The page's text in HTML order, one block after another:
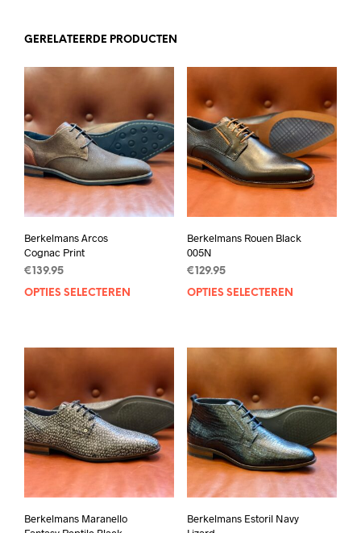
GERELATEERDE PRODUCTEN
Berkelmans Arcos
Cognac Print
€ 139.95
OPTIES SELECTEREN
Dit
meerdere
variaties.
optie
kan
gekozen
worden
productpagina
Berkelmans Rouen Black
005N
€ 129.95
OPTIES SELECTEREN
kan
Berkelmans Maranello
Berkelmans Estoril Navy